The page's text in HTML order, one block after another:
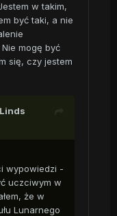
w takim,
być taki, a nie
mogę być
się, czy jestem
wypowiedzi -
uczciwym w
że w
Lunarnego